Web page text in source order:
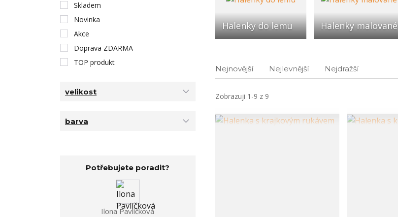
Halenky do lemu Halenky malované
Nejnovější Nejlevnější Nejdražší
Zobrazuji 1-9 z 9
Skladem
Novinka
Akce
Doprava ZDARMA
TOP produkt
velikost
barva
Potřebujete poradit?
Ilona Pavlíčková